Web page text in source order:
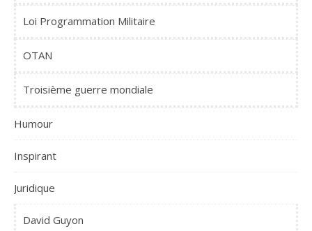
Loi Programmation Militaire
OTAN
Troisième guerre mondiale
Humour
Inspirant
Juridique
David Guyon